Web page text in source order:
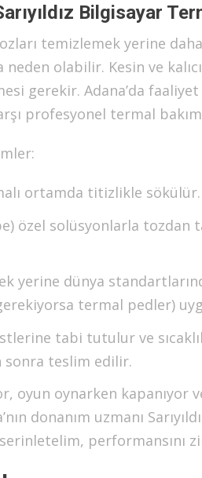
Bilgisayar
tozları temizlemek yerine
olabilir. Kesin ve
gerekir. Adana’da
profesyonel termal
ortamda titizlikle sökülür.
özel solüsyonlarla tozdan
yerine dünya
termal pedler)
tabi tutulur ve
sonra teslim edilir.
oyun oynarken kapanıyor
donanım uzmanı
performansını